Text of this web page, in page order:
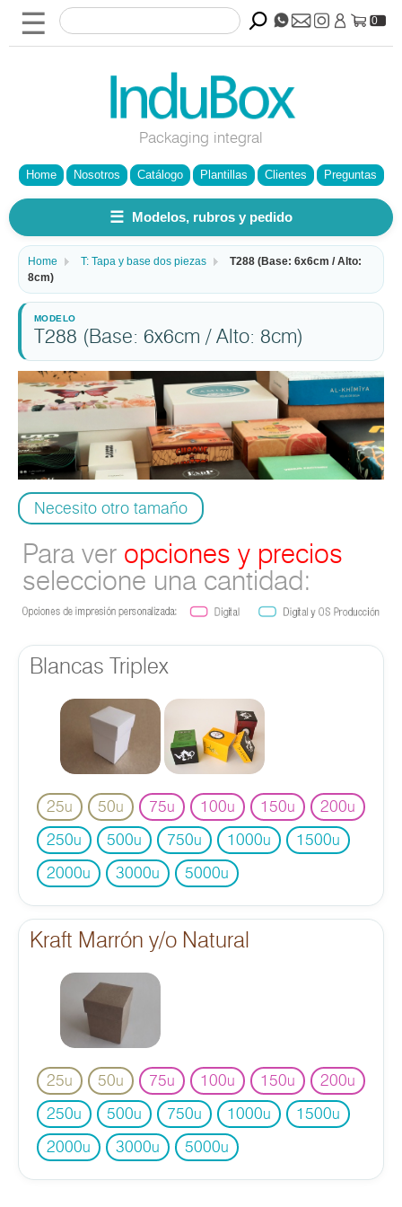
☰
Packaging integral
0
Home Nosotros Catálogo Plantillas Clientes Preguntas
☰ Modelos, rubros y pedido
Home T: Tapa y base dos piezas
T288 (Base: 6x6cm / Alto:
8cm)
T288 (Base: 6x6cm / Alto: 8cm)
Necesito otro tamaño
Para ver opciones y precios
seleccione una cantidad:
Blancas Triplex
25u 50u 75u 100u 150u 200u
250u 500u 750u 1000u 1500u
2000u 3000u 5000u
Kraft Marrón y/o Natural
25u 50u 75u 100u 150u 200u
250u 500u 750u 1000u 1500u
2000u 3000u 5000u